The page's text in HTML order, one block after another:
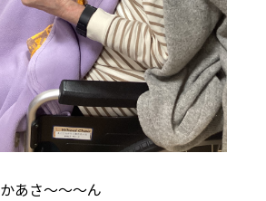
あさ～～～ん